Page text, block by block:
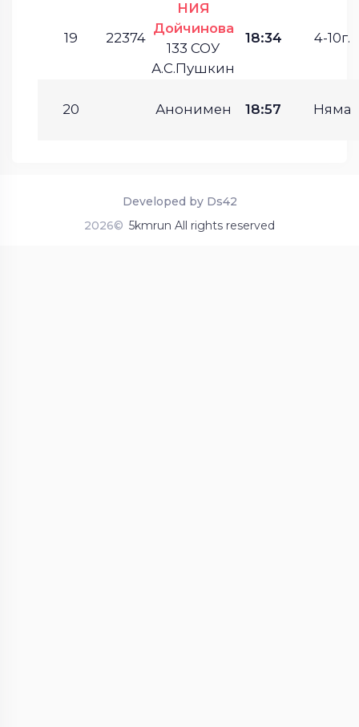
19 22374
НИЯ
Дойчинова
133 СОУ
А.С.Пушкин
18:34 4-10г.
20 Анонимен 18:57 Няма
2026© 5kmrun All rights reserved
Developed by Ds42